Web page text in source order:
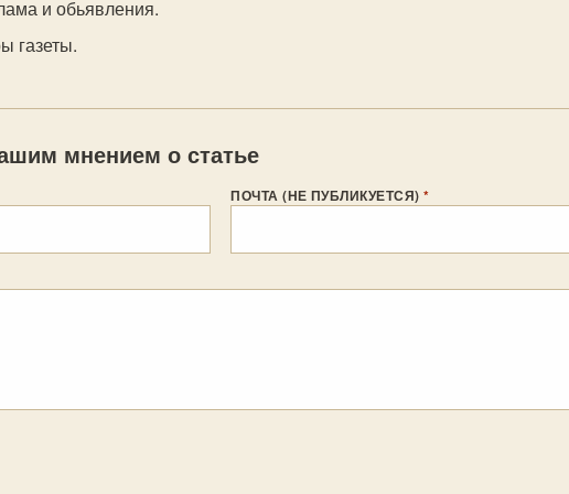
и обьявления.
газеты.
мнением о статье
ПОЧТА (НЕ ПУБЛИКУЕТСЯ)*